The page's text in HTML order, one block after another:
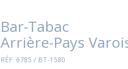
Bar-Tabac
Arrière-Pays
RÉF. 6785 / BT-1580